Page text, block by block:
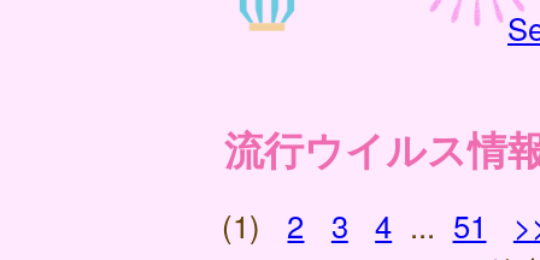
流行ウイルス情
(1) 2 3 4 ... 51